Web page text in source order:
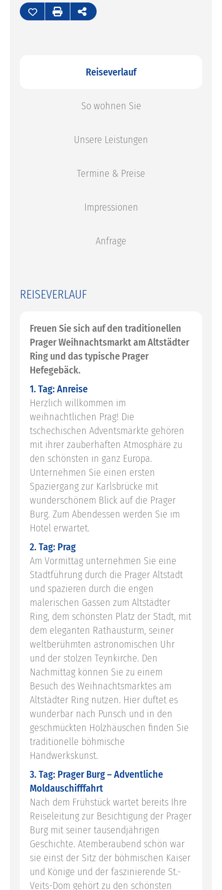
Katalogbestellung
Rückrufservice
Reiseverlauf
So wohnen Sie
Unsere Leistungen
Termine & Preise
Impressionen
Anfrage
REISEVERLAUF
Freuen Sie sich auf den traditionellen
Prager Weihnachtsmarkt am Altstädter
Ring und das typische Prager
Hefegebäck.
1. Tag: Anreise
Herzlich willkommen im
weihnachtlichen Prag! Die
tschechischen Adventsmärkte gehören
mit ihrer zauberhaften Atmosphäre zu
den schönsten in ganz Europa.
Unternehmen Sie einen ersten
Spaziergang zur Karlsbrücke mit
wunderschönem Blick auf die Prager
Burg. Zum Abendessen werden Sie im
Hotel erwartet.
2. Tag: Prag
Am Vormittag unternehmen Sie eine
Stadtführung durch die Prager Altstadt
und spazieren durch die engen
malerischen Gassen zum Altstädter
Ring, dem schönsten Platz der Stadt, mit
dem eleganten Rathausturm, seiner
weltberühmten astronomischen Uhr
und der stolzen Teynkirche. Den
Nachmittag können Sie zu einem
Besuch des Weihnachtsmarktes am
Altstädter Ring nutzen. Hier duftet es
wunderbar nach Punsch und in den
geschmückten Holzhäuschen finden Sie
traditionelle böhmische
Handwerkskunst.
3. Tag: Prager Burg – Adventliche
Moldauschifffahrt
Nach dem Frühstück wartet bereits Ihre
Reiseleitung zur Besichtigung der Prager
Burg mit seiner tausendjährigen
Geschichte. Atemberaubend schön war
sie einst der Sitz der böhmischen Kaiser
und Könige und der faszinierende St.-
Veits-Dom gehört zu den schönsten